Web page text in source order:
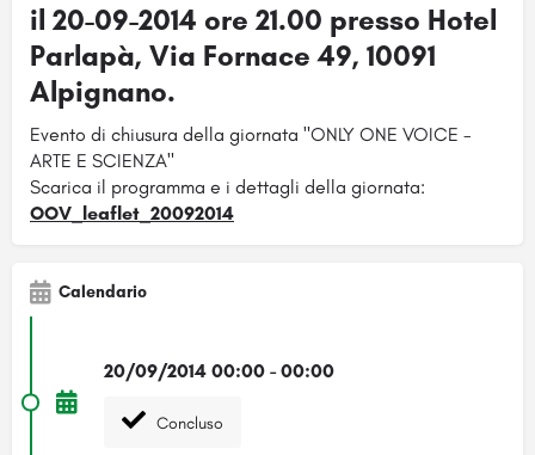
il 20-09-2014 ore 21.00 presso Hotel
Parlapà, Via Fornace 49, 10091
Alpignano.
Evento di chiusura della giornata "ONLY ONE VOICE -
ARTE E SCIENZA"
Scarica il programma e i dettagli della giornata:
OOV_leaflet_20092014
Calendario
20/09/2014 00:00 - 00:00
Concluso